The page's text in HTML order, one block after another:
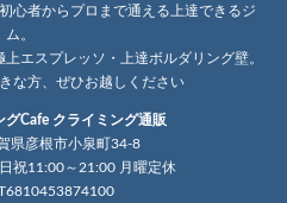
心者からプロまで通える上達できるジ
ム。
エスプレッソ・上達ボルダリング壁。
な方、ぜひお越しください
グCafe クライミング通販
県彦根市小泉町34-8
祝11:00～21:00 月曜定休